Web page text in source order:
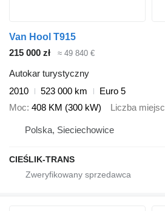
Van Hool T915
215 000 zł
≈ 49 840 €
Autokar turystyczny
2010
523 000 km
Euro 5
Moc 408 KM (300 kW) Liczba miejsc
Polska, Sieciechowice
CIEŚLIK-TRANS